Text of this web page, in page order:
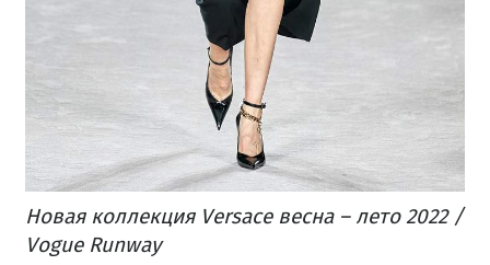
Новая коллекция Versace весна – лето 2022 /
Vogue Runway